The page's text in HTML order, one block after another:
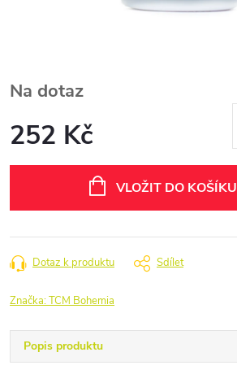
Na dotaz
252 Kč
VLOŽIT DO KOŠÍKU
Dotaz k produktu Sdílet
Značka:TCM Bohemia
Popis produktu